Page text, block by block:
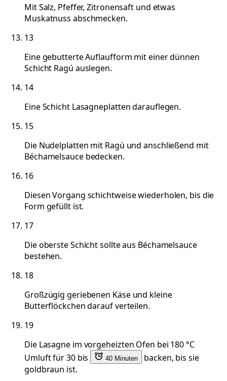
Mit Salz, Pfeffer, Zitronensaft und etwas
Muskatnuss abschmecken.
13
Eine gebutterte Auflaufform mit einer dünnen
Schicht Ragú auslegen.
14
Eine Schicht Lasagneplatten darauflegen.
15
Die Nudelplatten mit Ragú und anschließend mit
Béchamelsauce bedecken.
16
Diesen Vorgang schichtweise wiederholen, bis die
Form gefüllt ist.
17
Die oberste Schicht sollte aus Béchamelsauce
bestehen.
18
Großzügig geriebenen Käse und kleine
Butterflöckchen darauf verteilen.
19
Die Lasagne im vorgeheizten Ofen bei 180 °C
Umluft für 30 bis
40 Minuten
backen, bis sie
goldbraun ist.